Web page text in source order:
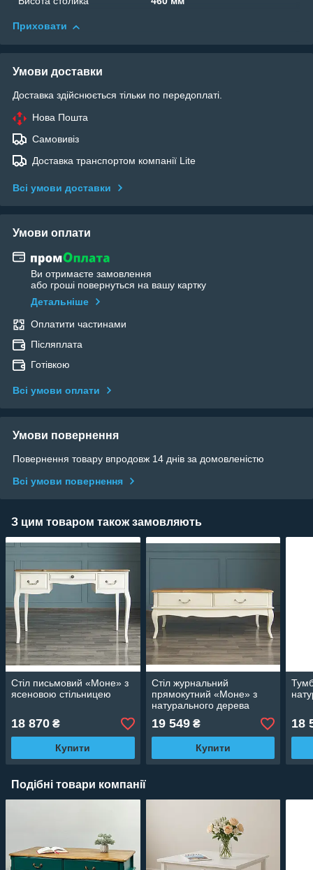
Приховати
Умови доставки
Доставка здійснюється тільки по передоплаті.
Нова Пошта
Самовивіз
Доставка транспортом компанії Lite
Всі умови доставки
Умови оплати
Ви отримаєте замовлення
або гроші повернуться на вашу картку
Детальніше
Оплатити частинами
Післяплата
Готівкою
Всі умови оплати
Умови повернення
Повернення товару впродовж 14 днів за домовленістю
Всі умови повернення
З цим товаром також замовляють
Стіл письмовий «Моне» з
ясеновою стільницею
18 870 ₴
Купити
Стіл журнальний
прямокутний «Моне» з
натурального дерева
19 549₴
Купити
18
Подібні товари компанії